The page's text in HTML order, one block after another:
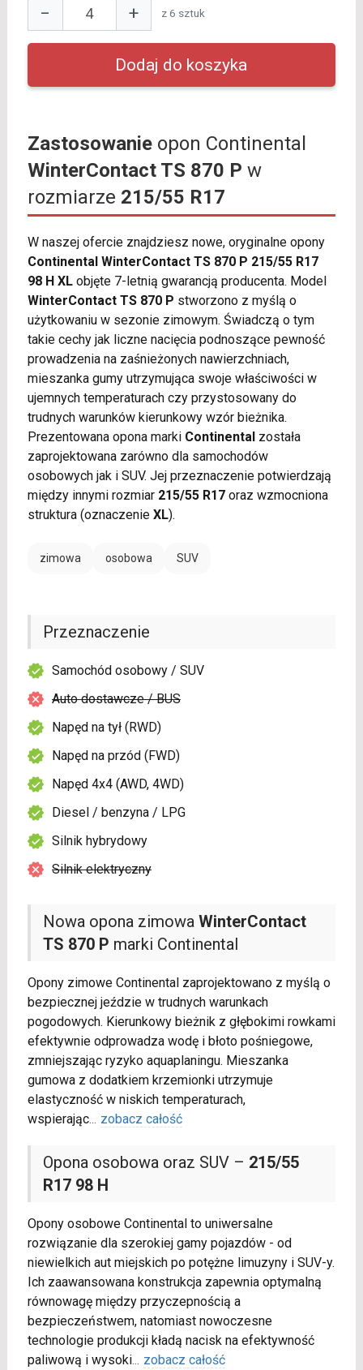
− + z 6 sztuk
Zastosowanieopon Continental
WinterContact TS 870 P w
rozmiarze 215/55 R17
W naszej ofercie znajdziesz nowe, oryginalne opony
Continental WinterContact TS 870 P 215/55 R17
98 H XLobjęte 7-letnią gwarancją producenta. Model
WinterContact TS 870 P stworzono z myślą o
użytkowaniu w sezonie zimowym. Świadczą o tym
takie cechy jak liczne nacięcia podnoszące pewność
prowadzenia na zaśnieżonych nawierzchniach,
mieszanka gumy utrzymująca swoje właściwości w
ujemnych temperaturach czy przystosowany do
trudnych warunków kierunkowy wzór bieżnika.
Prezentowana opona marki Continentalzostała
zaprojektowana zarówno dla samochodów
osobowych jak i SUV. Jej przeznaczenie potwierdzają
między innymi rozmiar 215/55 R17oraz wzmocniona
struktura (oznaczenie XL).
zimowa osobowa SUV
Nowa opona zimowa WinterContact
TS 870 P marki Continental
Opony zimowe Continental zaprojektowano z myślą o
bezpiecznej jeździe w trudnych warunkach
pogodowych. Kierunkowy bieżnik z głębokimi rowkami
efektywnie odprowadza wodę i błoto pośniegowe,
zmniejszając ryzyko aquaplaningu. Mieszanka
gumowa z dodatkiem krzemionki utrzymuje
elastyczność w niskich temperaturach,
wspierając... zobacz całość
Opona osobowa oraz SUV – 215/55
R17 98 H
Opony osobowe Continental to uniwersalne
rozwiązanie dla szerokiej gamy pojazdów - od
niewielkich aut miejskich po potężne limuzyny i SUV-y.
Ich zaawansowana konstrukcja zapewnia optymalną
równowagę między przyczepnością a
bezpieczeństwem, natomiast nowoczesne
technologie produkcji kładą nacisk na efektywność
paliwową i wysoki... zobacz całość
Przeznaczenie
Samochód osobowy / SUV
Auto dostawcze / BUS
Napęd na tył (RWD)
Napęd na przód (FWD)
Napęd 4x4 (AWD, 4WD)
Diesel / benzyna / LPG
Silnik hybrydowy
Silnik elektryczny